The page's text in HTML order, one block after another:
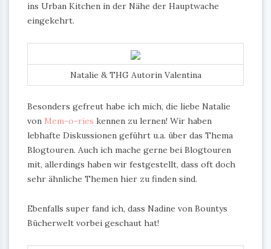
ins Urban Kitchen in der Nähe der Hauptwache
eingekehrt.
Natalie & THG Autorin Valentina
Besonders gefreut habe ich mich, die liebe Natalie
von Mem-o-ries kennen zu lernen! Wir haben
lebhafte Diskussionen geführt u.a. über das Thema
Blogtouren. Auch ich mache gerne bei Blogtouren
mit, allerdings haben wir festgestellt, dass oft doch
sehr ähnliche Themen hier zu finden sind.
Ebenfalls super fand ich, dass Nadine von Bountys
Bücherwelt vorbei geschaut hat!